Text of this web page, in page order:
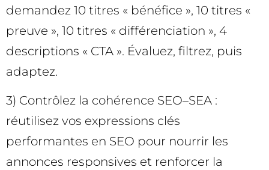
demandez 10 titres « bénéfice », 10 titres «
preuve », 10 titres « différenciation », 4
descriptions « CTA ». Évaluez, filtrez, puis
adaptez.
3) Contrôlez la cohérence SEO–SEA :
réutilisez vos expressions clés
performantes en SEO pour nourrir les
annonces responsives et renforcer la